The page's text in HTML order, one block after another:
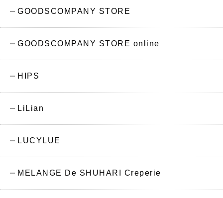
GOODSCOMPANY STORE
GOODSCOMPANY STORE online
HIPS
LiLian
LUCYLUE
MELANGE De SHUHARI Creperie